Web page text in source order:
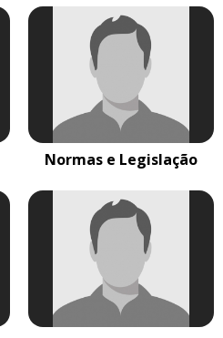
Normas e Legislação